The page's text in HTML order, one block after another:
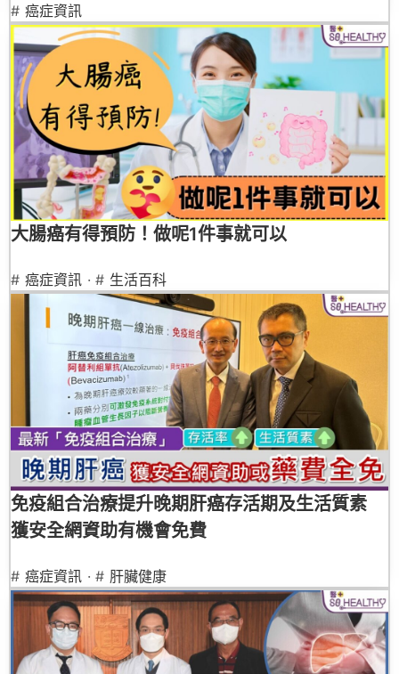
# 癌症資訊
大腸癌有得預防！做呢1件事就可以
# 癌症資訊 · # 生活百科
免疫組合治療提升晚期肝癌存活期及生活質素
獲安全網資助有機會免費
# 癌症資訊 · # 肝臟健康